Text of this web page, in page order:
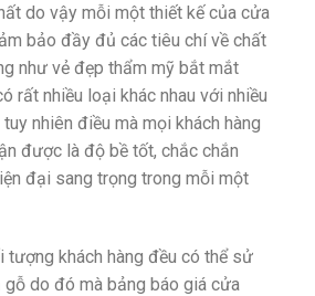
do vậy mỗi một thiết kế của cửa
bảo đầy đủ các tiêu chí về chất
như vẻ đẹp thẩm mỹ bắt mắt
rất nhiều loại khác nhau với nhiều
nhiên điều mà mọi khách hàng
được là độ bề tốt, chắc chắn
đại sang trọng trong mỗi một
tượng khách hàng đều có thể sử
do đó mà bảng báo giá cửa